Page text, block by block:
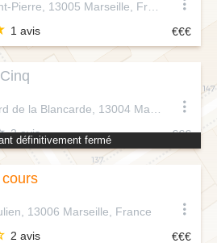
1 avis
2 avis
définitivement fermé
13006 Marseille, France
2 avis